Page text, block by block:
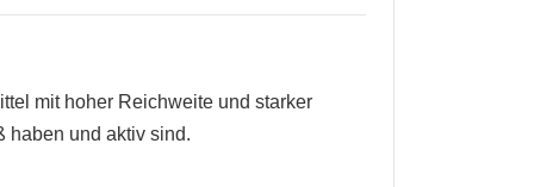
mit hoher Reichweite und starker
haben und aktiv sind.